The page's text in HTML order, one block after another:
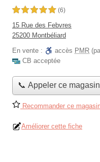
5,0 étoiles sur 5 (6)
15 Rue des Febvres
25200 Montbéliard
En vente :
accès PMR
CB acceptée
📞 Appeler ce magasin
Recommander ce
Améliorer cette fiche